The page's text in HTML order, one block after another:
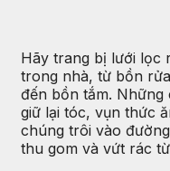
Hãy trang bị lưới lọc
trong nhà, từ bồn
đến bồn tắm. Những
giữ lại tóc, vụn thức
chúng trôi vào
thu gom và vứt rác